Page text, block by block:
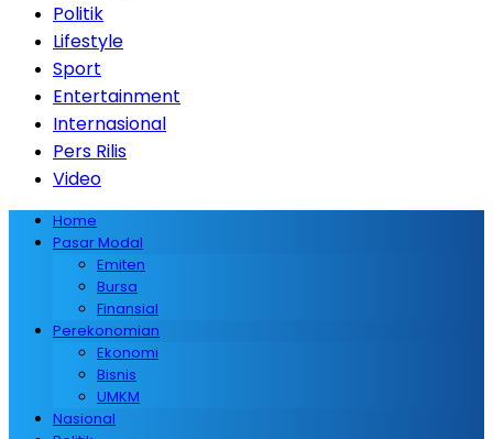
Politik
Lifestyle
Sport
Entertainment
Internasional
Pers Rilis
Video
Home
Pasar Modal
Emiten
Bursa
Finansial
Perekonomian
Ekonomi
Bisnis
UMKM
Nasional